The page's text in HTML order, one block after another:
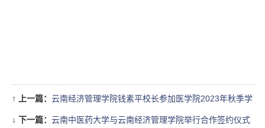
↑ 上一篇： 云南经济管理学院钱素平校长参加医学院2023年秋季学
期教职工大会
↓ 下一篇： 云南中医药大学与云南经济管理学院举行合作签约仪式